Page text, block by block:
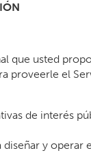
que usted
proveerle el
de interés
y operar